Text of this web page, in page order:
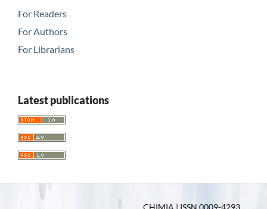
For Readers
For Authors
For Librarians
Latest publications